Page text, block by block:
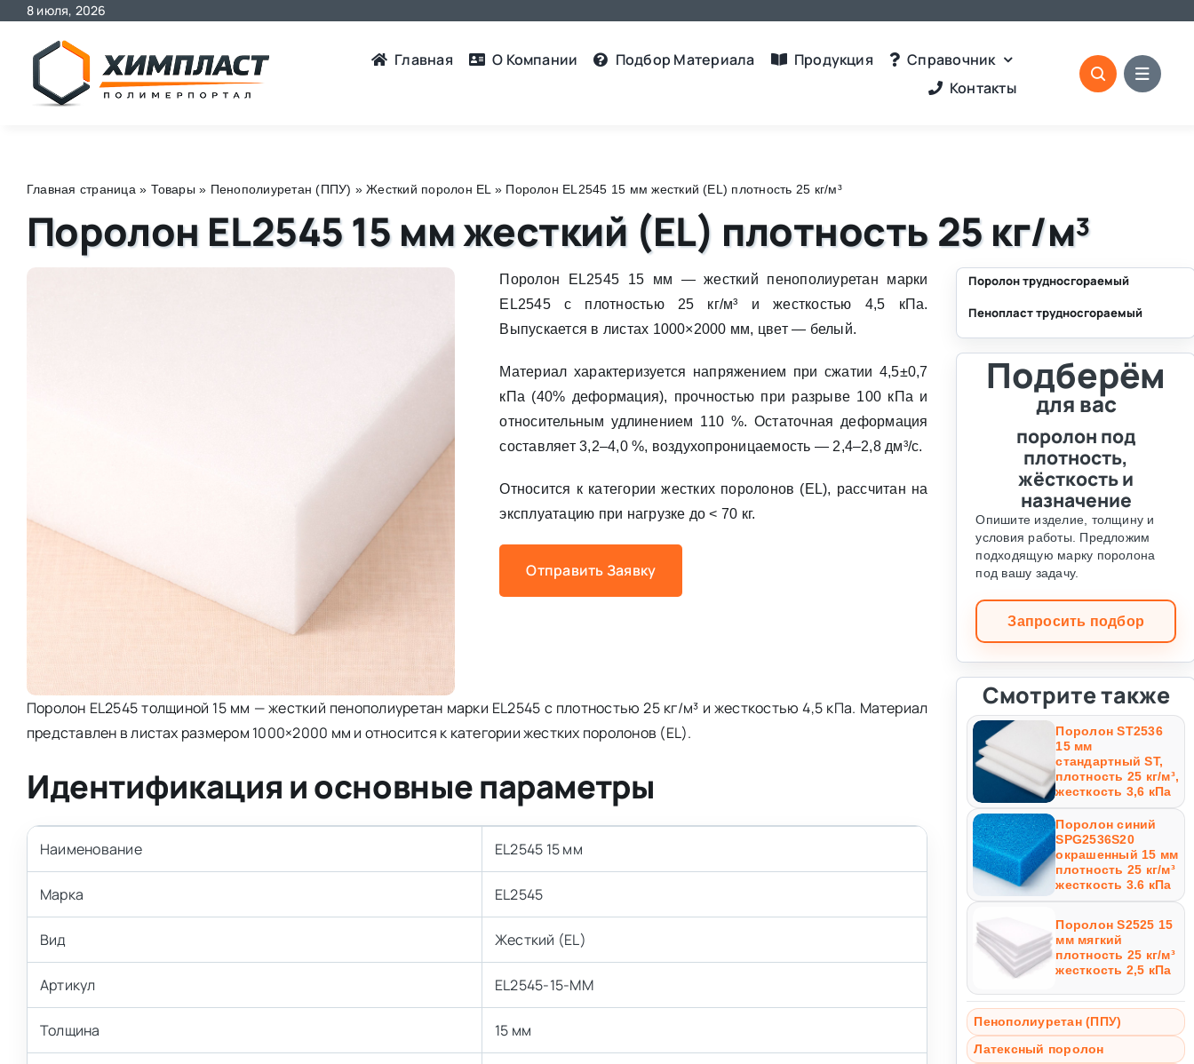
Skip
content
8 июля, 2026
Главная О Компании Подбор Материалa Продукция
Справочник
Контакты
Главная страница » Товары » Пенополиуретан (ППУ) »Жесткий поролон EL » Поролон EL2545 15 мм жесткий (EL) плотность 25 кг/м³
Поролон EL2545 15 мм жесткий (EL) плотность 25 кг/м³
Поролон EL2545 15 мм — жесткий пенополиуретан марки
EL2545 с плотностью 25 кг/м³ и жесткостью 4,5 кПа.
Выпускается в листах 1000×2000 мм, цвет — белый.
Материал характеризуется напряжением при сжатии 4,5±0,7
кПа (40% деформация), прочностью при разрыве 100 кПа и
относительным удлинением 110 %. Остаточная деформация
составляет 3,2–4,0 %, воздухопроницаемость — 2,4–2,8 дм³/с.
Относится к категории жестких поролонов (EL), рассчитан на
эксплуатацию при нагрузке до < 70 кг.
Отправить Заявку
Поролон EL2545 толщиной 15 мм — жесткий пенополиуретан марки EL2545 с плотностью 25 кг/м³ и жесткостью 4,5 кПа. Материал
представлен в листах размером 1000×2000 мм и относится к категории жестких поролонов (EL).
Идентификация и основные параметры
Наименование EL2545 15 мм
Марка EL2545
Вид Жесткий (EL)
Артикул EL2545-15-MM
Толщина 15 мм
Поролон трудносгораемый
Пенопласт трудносгораемый
Подберём
для вас
поролон под
плотность,
жёсткость и
назначение
Опишите изделие, толщину и
условия работы. Предложим
подходящую марку поролона
под вашу задачу.
Запросить подбор
Смотрите также
Поролон ST2536
15 мм
стандартный ST,
плотность 25 кг/м³,
жесткость 3,6 кПа
Поролон синий
SPG2536S20
окрашенный 15 мм
плотность 25 кг/м³
жесткость 3.6 кПа
Поролон S2525 15
мм мягкий
плотность 25 кг/м³
жесткость 2,5 кПа
Пенополиуретан (ППУ)
Латексный поролон